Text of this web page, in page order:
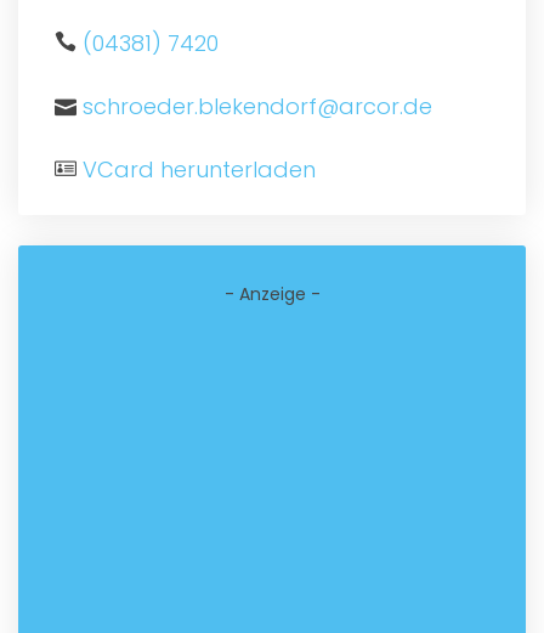
(04381) 7420
schroeder.blekendorf@arcor.de
VCard herunterladen
- Anzeige -